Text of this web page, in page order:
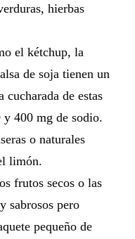
hierbas
el kétchup, la
de soja tienen un
de estas
y 400 mg de sodio.
o naturales
limón.
frutos secos o las
sabrosos pero
pequeño de